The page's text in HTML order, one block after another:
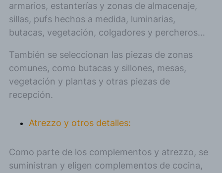
armarios, estanterías y zonas de almacenaje,
sillas, pufs hechos a medida, luminarias,
butacas, vegetación, colgadores y percheros…
También se seleccionan las piezas de zonas
comunes, como butacas y sillones, mesas,
vegetación y plantas y otras piezas de
recepción.
Atrezzo y otros detalles:
Como parte de los complementos y atrezzo, se
suministran y eligen complementos de cocina,